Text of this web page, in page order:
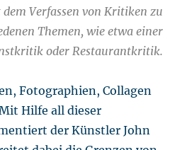
Verfassen von Kritiken zu
Themen, wie etwa einer
oder Restaurantkritik.
Fotographien, Collagen
Hilfe all dieser
der Künstler John